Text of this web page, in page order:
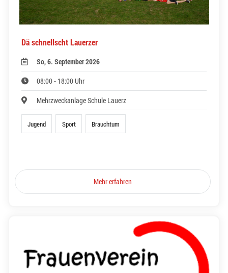
Dä schnellscht Lauerzer
So, 6. September 2026
08:00 - 18:00 Uhr
Mehrzweckanlage Schule Lauerz
Jugend Sport Brauchtum
Mehr erfahren